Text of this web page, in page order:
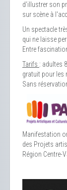
d'illustrer son
sur scène à
Un spectacle
qui ne laisse
Entre
Tarifs : adultes
gratuit pour les
Sans
Manifestation
des Projets
Région Centre-